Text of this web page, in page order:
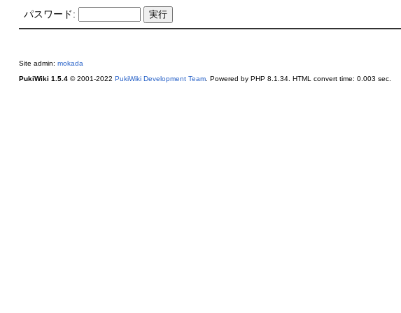
パスワード:
Site admin: mokada
PukiWiki 1.5.4© 2001-2022 PukiWiki Development Team. Powered by PHP 8.1.34. HTML convert time: 0.003 sec.